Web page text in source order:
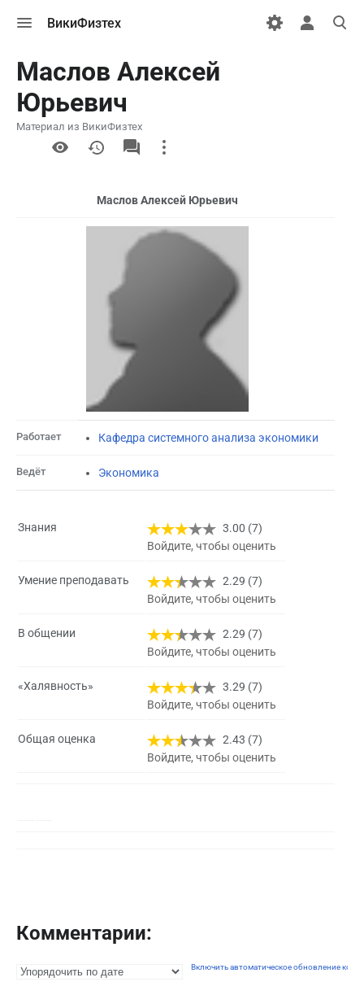
меню
ВикиФизтех
Открыть
поиск
Маслов Алексей
Юрьевич
Материал из ВикиФизтех
More
actions
Маслов Алексей Юрьевич
Работает Кафедра системного анализа экономики
Ведёт Экономика
Знания
3.00 (7)
Войдите, чтобы оценить
Умение преподавать
2.29 (7)
Войдите, чтобы оценить
В общении
2.29 (7)
Войдите, чтобы оценить
«Халявность»
3.29 (7)
Войдите, чтобы оценить
Общая оценка
2.43 (7)
Войдите, чтобы оценить
Комментарии:
Включить автоматическое обновление